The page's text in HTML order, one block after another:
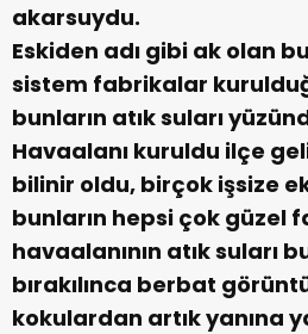
akarsuydu.
Eskiden adı gibi ak olan
sistem fabrikalar
bunların atık suları
Havaalanı kuruldu ilçe
bilinir oldu, birçok işsize
bunların hepsi çok güzel
havaalanının atık suları
bırakılınca berbat
kokulardan artık yanına